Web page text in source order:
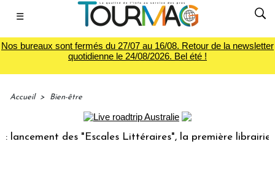
☰
Nos bureaux sont fermés du 27/07 au 16/08. Retour de la newsletter
quotidienne le 24/08/2026. Bel été !
Accueil > Bien-être
des "Escales Littéraires", la première librairie du